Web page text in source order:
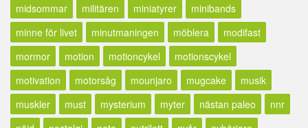
midsommar
militären miniatyrer
minibands
minne för livet
minutmaningen möblera
modifast
mormor
motion motioncykel
motionscykel
motivation
motorsåg mounjaro mugcake
musik
muskler
must mysterium myter nästan paleo
nnr